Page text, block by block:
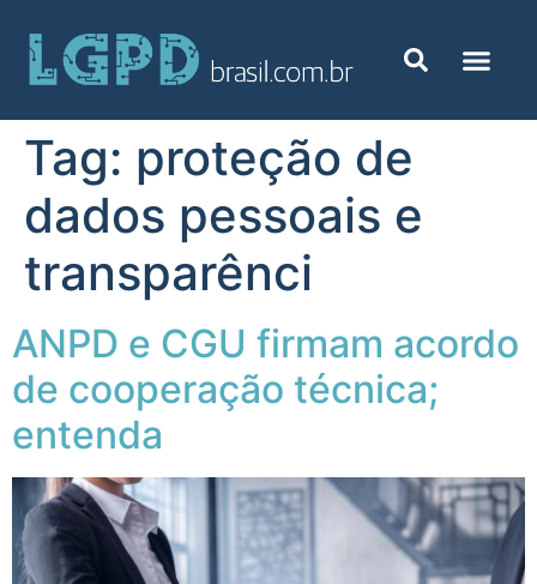
Tag: proteção de
dados pessoais e
transparênci
ANPD e CGU firmam acordo
de cooperação técnica;
entenda